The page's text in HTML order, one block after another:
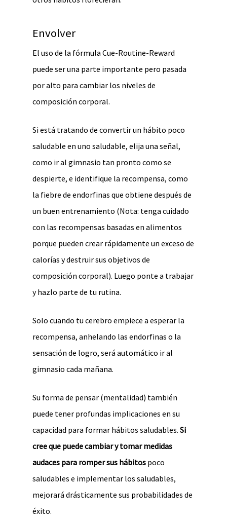
Envolver
El uso de la fórmula Cue-Routine-Reward
puede ser una parte importante pero pasada
por alto para cambiar los niveles de
composición corporal.
Si está tratando de convertir un hábito poco
saludable en uno saludable, elija una señal,
como ir al gimnasio tan pronto como se
despierte, e identifique la recompensa, como
la fiebre de endorfinas que obtiene después de
un buen entrenamiento (Nota: tenga cuidado
con las recompensas basadas en alimentos
porque pueden crear rápidamente un exceso de
calorías y destruir sus objetivos de
composición corporal). Luego ponte a trabajar
y hazlo parte de tu rutina.
Solo cuando tu cerebro empiece a esperar la
recompensa, anhelando las endorfinas o la
sensación de logro, será automático ir al
gimnasio cada mañana.
Su forma de pensar (mentalidad) también
puede tener profundas implicaciones en su
capacidad para formar hábitos saludables. Si
cree que puede cambiar y tomar medidas
audaces para romper sus hábitos poco
saludables e implementar los saludables,
mejorará drásticamente sus probabilidades de
éxito.